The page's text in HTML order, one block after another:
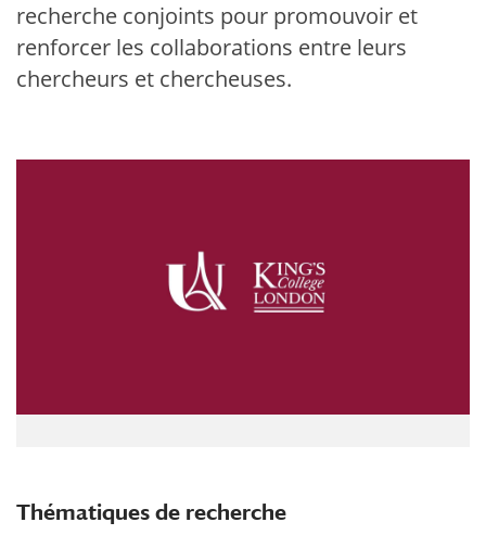
recherche conjoints pour promouvoir et
renforcer les collaborations entre leurs
chercheurs et chercheuses.
Thématiques de recherche